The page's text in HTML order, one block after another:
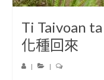
Ti Taivoan
化種回來
| |